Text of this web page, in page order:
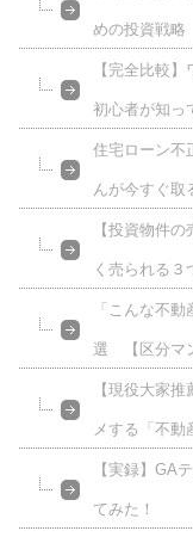
めの投資戦略
【完全比較
初心者が知っ
住宅ローン不
んが今すぐ取
【投資物件
く売られる３
「こんな不
選 【区分マ
【現役大家
メする「不動
【実録】GA
てみた！